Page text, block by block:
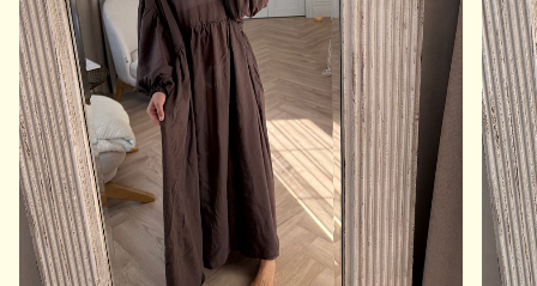
Одежда
Обувь
Аксессуары
Украшения